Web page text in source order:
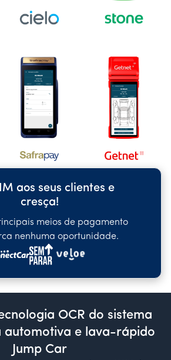
aos seus clientes e
cresça!
meios de pagamento
nenhuma oportunidade.
OCR do sistema
automotiva e lava-rápido
Jump Car